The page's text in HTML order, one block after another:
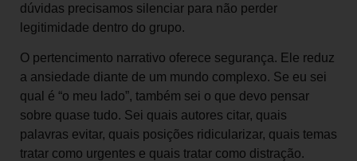
dúvidas precisamos silenciar para não perder
legitimidade dentro do grupo.
O pertencimento narrativo oferece segurança. Ele reduz
a ansiedade diante de um mundo complexo. Se eu sei
qual é “o meu lado”, também sei o que devo pensar
sobre quase tudo. Sei quais autores citar, quais
palavras evitar, quais posições ridicularizar, quais temas
tratar como urgentes e quais tratar como distração.